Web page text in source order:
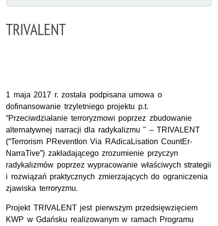
TRIVALENT
1 maja 2017 r. została podpisana umowa o
dofinansowanie trzyletniego projektu p.t.
“Przeciwdziałanie terroryzmowi poprzez zbudowanie
alternatywnej narracji dla radykalizmu " – TRIVALENT
(“Terrorism PReventIon Via RAdicaLisation CountEr-
NarraTive”) zakładającego zrozumienie przyczyn
radykalizmów poprzez wypracowanie właściwych strategii
i rozwiązań praktycznych zmierzających do ograniczenia
zjawiska terroryzmu.
Projekt TRIVALENT jest pierwszym przedsięwzięciem
KWP w Gdańsku realizowanym w ramach Programu